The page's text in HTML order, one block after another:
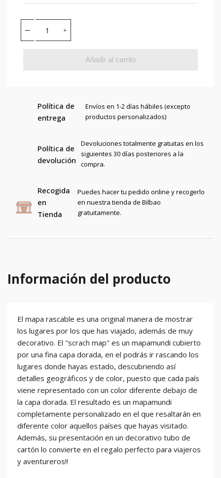
Añadir al carrito
Política de
entrega
Envíos en 1-2 días hábiles (excepto
productos personalizados)
Política de
devolución
Devoluciones totalmente gratuitas en los
siguientes 30 días posteriores a la
compra.
Recogida
en
Tienda
Puedes hacer tu pedido online y recogerlo
en nuestra tienda de Bilbao
gratuitamente.
Información del producto
El mapa rascable es una original manera de mostrar
los lugares por los que has viajado, además de muy
decorativo. El "scrach map" es un mapamundi cubierto
por una fina capa dorada, en el podrás ir rascando los
lugares donde hayas estado, descubriendo así
detalles geográficos y de color, puesto que cada país
viene representado con un color diferente debajo de
la capa dorada. El resultado es un mapamundi
completamente personalizado en el que resaltarán en
diferente color aquellos países que hayas visitado.
Además, su presentación en un decorativo tubo de
cartón lo convierte en el regalo perfecto para viajeros
y aventureros!!